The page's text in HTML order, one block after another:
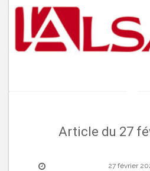
Article du 27
27 février